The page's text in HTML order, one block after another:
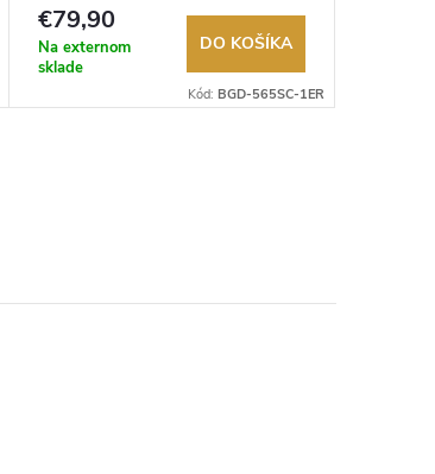
Autorizovaný predajca.
€79,90
Na externom
sklade
DO KOŠÍKA
Kód: BGD-565SC-1ER